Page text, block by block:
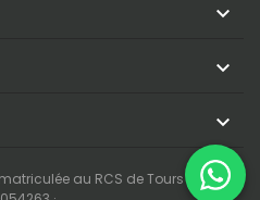



au RCS de Tours - SIREN :